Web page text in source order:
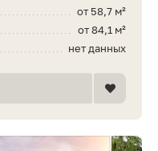
от 58,7 м²
от 84,1 м²
нет данных